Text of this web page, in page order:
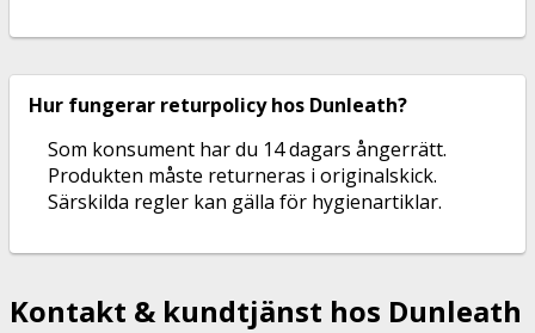
Hur fungerar returpolicy hos Dunleath?
Som konsument har du 14 dagars ångerrätt.
Produkten måste returneras i originalskick.
Särskilda regler kan gälla för hygienartiklar.
Kontakt & kundtjänst hos Dunleath